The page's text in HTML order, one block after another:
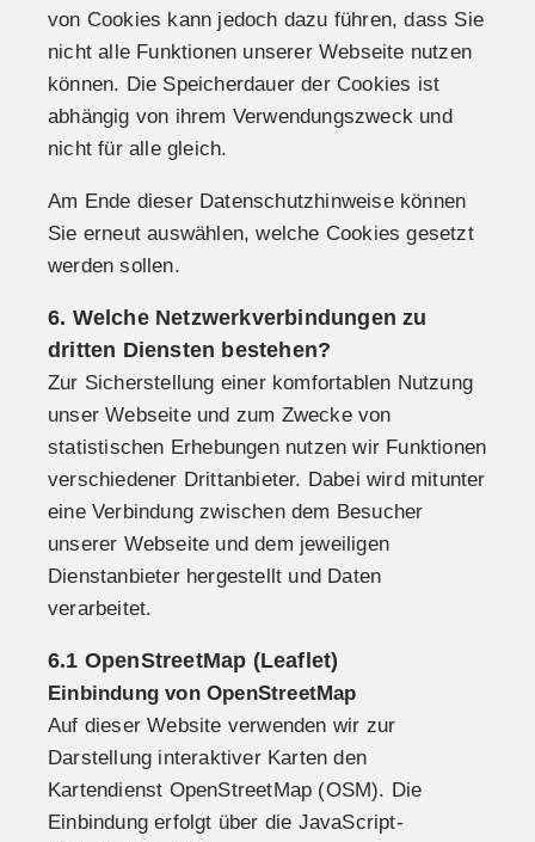
von Cookies kann jedoch dazu führen, dass Sie
nicht alle Funktionen unserer Webseite nutzen
können. Die Speicherdauer der Cookies ist
abhängig von ihrem Verwendungszweck und
nicht für alle gleich.
Am Ende dieser Datenschutzhinweise können
Sie erneut auswählen, welche Cookies gesetzt
werden sollen.
6. Welche Netzwerkverbindungen zu
dritten Diensten bestehen?
Zur Sicherstellung einer komfortablen Nutzung
unser Webseite und zum Zwecke von
statistischen Erhebungen nutzen wir Funktionen
verschiedener Drittanbieter. Dabei wird mitunter
eine Verbindung zwischen dem Besucher
unserer Webseite und dem jeweiligen
Dienstanbieter hergestellt und Daten
verarbeitet.
6.1 OpenStreetMap (Leaflet)
Einbindung von OpenStreetMap
Auf dieser Website verwenden wir zur
Darstellung interaktiver Karten den
Kartendienst OpenStreetMap (OSM). Die
Einbindung erfolgt über die JavaScript-